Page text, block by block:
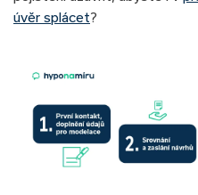
úvěr splácet?